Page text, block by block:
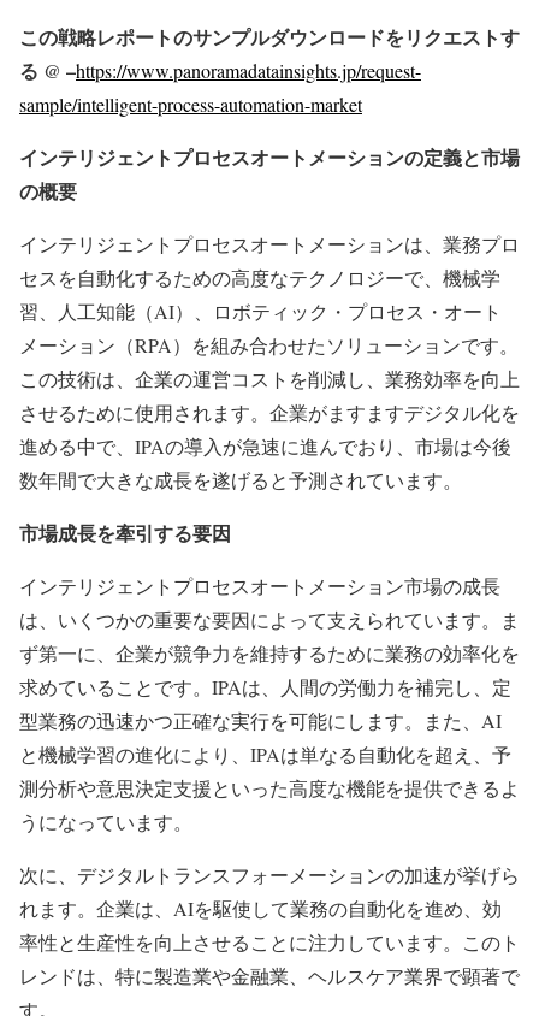
この戦略レポートのサンプルダウンロードをリクエストす
る @ –https://www.panoramadatainsights.jp/request-
sample/intelligent-process-automation-market
インテリジェントプロセスオートメーションの定義と市場
の概要
インテリジェントプロセスオートメーションは、業務プロ
セスを自動化するための高度なテクノロジーで、機械学
習、人工知能（AI）、ロボティック・プロセス・オート
メーション（RPA）を組み合わせたソリューションです。
この技術は、企業の運営コストを削減し、業務効率を向上
させるために使用されます。企業がますますデジタル化を
進める中で、IPAの導入が急速に進んでおり、市場は今後
数年間で大きな成長を遂げると予測されています。
市場成長を牽引する要因
インテリジェントプロセスオートメーション市場の成長
は、いくつかの重要な要因によって支えられています。ま
ず第一に、企業が競争力を維持するために業務の効率化を
求めていることです。IPAは、人間の労働力を補完し、定
型業務の迅速かつ正確な実行を可能にします。また、AI
と機械学習の進化により、IPAは単なる自動化を超え、予
測分析や意思決定支援といった高度な機能を提供できるよ
うになっています。
次に、デジタルトランスフォーメーションの加速が挙げら
れます。企業は、AIを駆使して業務の自動化を進め、効
率性と生産性を向上させることに注力しています。このト
レンドは、特に製造業や金融業、ヘルスケア業界で顕著で
す。